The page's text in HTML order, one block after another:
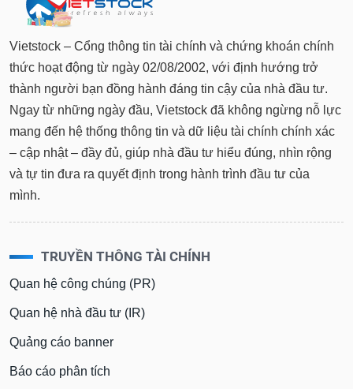
Vietstock – Cổng thông tin tài chính và chứng khoán chính
thức hoạt động từ ngày 02/08/2002, với định hướng trở
thành người bạn đồng hành đáng tin cậy của nhà đầu tư.
Ngay từ những ngày đầu, Vietstock đã không ngừng nỗ lực
mang đến hệ thống thông tin và dữ liệu tài chính chính xác
– cập nhật – đầy đủ, giúp nhà đầu tư hiểu đúng, nhìn rộng
và tự tin đưa ra quyết định trong hành trình đầu tư của
mình.
TRUYỀN THÔNG TÀI CHÍNH
Quan hệ công chúng (PR)
Quan hệ nhà đầu tư (IR)
Quảng cáo banner
Báo cáo phân tích